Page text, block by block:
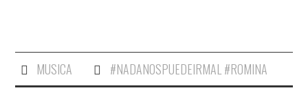
MUSICA #NADANOSPUEDEIRMAL #ROMINA